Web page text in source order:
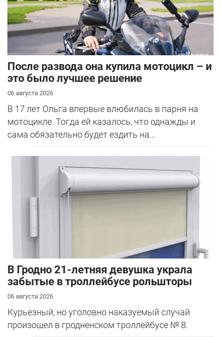
После развода она купила мотоцикл – и
это было лучшее решение
06 августа 2026
В 17 лет Ольга впервые влюбилась в парня на
мотоцикле. Тогда ей казалось, что однажды и
сама обязательно будет ездить на...
В Гродно 21-летняя девушка украла
забытые в троллейбусе рольшторы
06 августа 2026
Курьезный, но уголовно наказуемый случай
произошел в гродненском троллейбусе № 8.